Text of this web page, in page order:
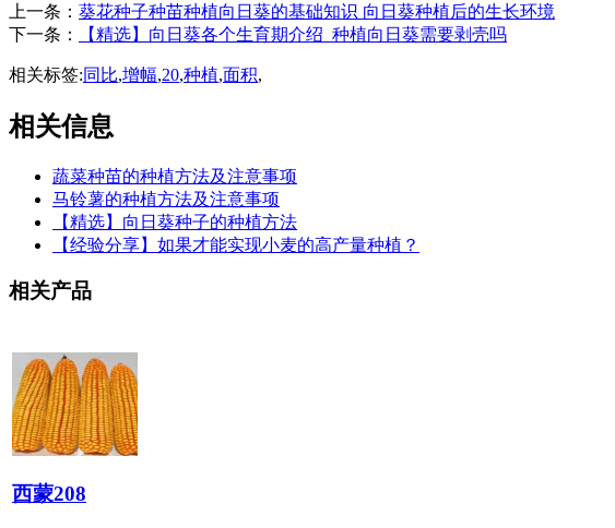
上一条： 葵花种子种苗种植向日葵的基础知识 向日葵种植后的生长环境
下一条：
【精选】向日葵各个生育期介绍_种植向日葵需要剥壳吗
相关标签:同比,增幅,20,种植,面积,
相关信息
蔬菜种苗的种植方法及注意事项
马铃薯的种植方法及注意事项
【精选】向日葵种子的种植方法
【经验分享】如果才能实现小麦的高产量种植？
相关产品
西蒙208